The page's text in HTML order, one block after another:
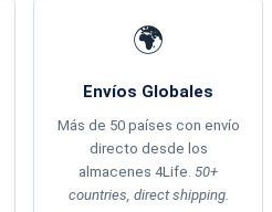
🌍
Envíos Globales
Más de 50 países con envío
directo desde los
almacenes 4Life. 50+
countries, direct shipping.